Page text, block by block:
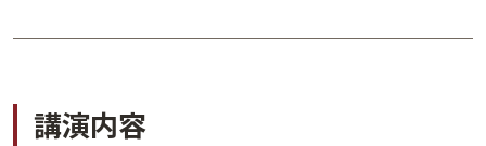
講演内容